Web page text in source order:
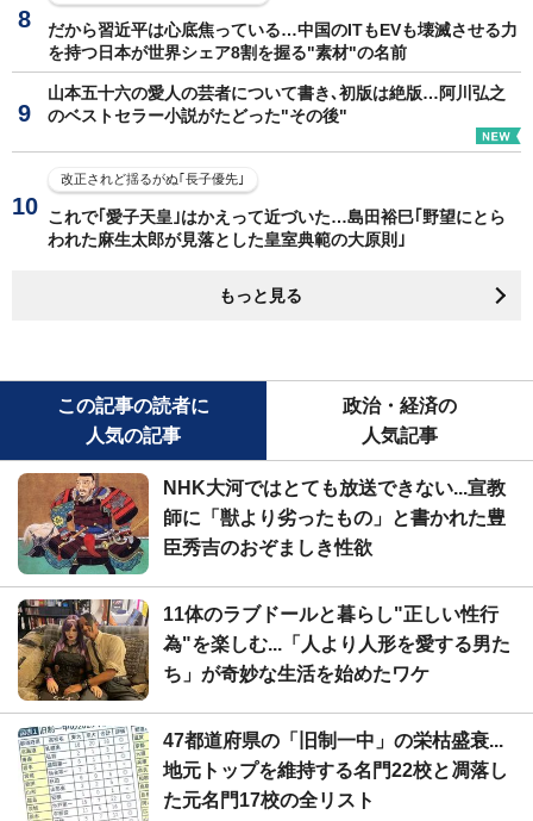
だから習近平は心底焦っている…中国のITもEVも壊滅させる力
を持つ日本が世界シェア8割を握る"素材"の名前
山本五十六の愛人の芸者について書き､初版は絶版…阿川弘之
のベストセラー小説がたどった"その後"
改正されど揺るがぬ｢長子優先｣
これで｢愛子天皇｣はかえって近づいた…島田裕巳｢野望にとら
われた麻生太郎が見落とした皇室典範の大原則｣
もっと見る
この記事の読者に
人気の記事
政治・経済の
人気記事
NHK大河ではとても放送できない...宣教
師に「獣より劣ったもの」と書かれた豊
臣秀吉のおぞましき性欲
11体のラブドールと暮らし"正しい性行
為"を楽しむ...「人より人形を愛する男た
ち」が奇妙な生活を始めたワケ
47都道府県の「旧制一中」の栄枯盛衰...
地元トップを維持する名門22校と凋落し
た元名門17校の全リスト